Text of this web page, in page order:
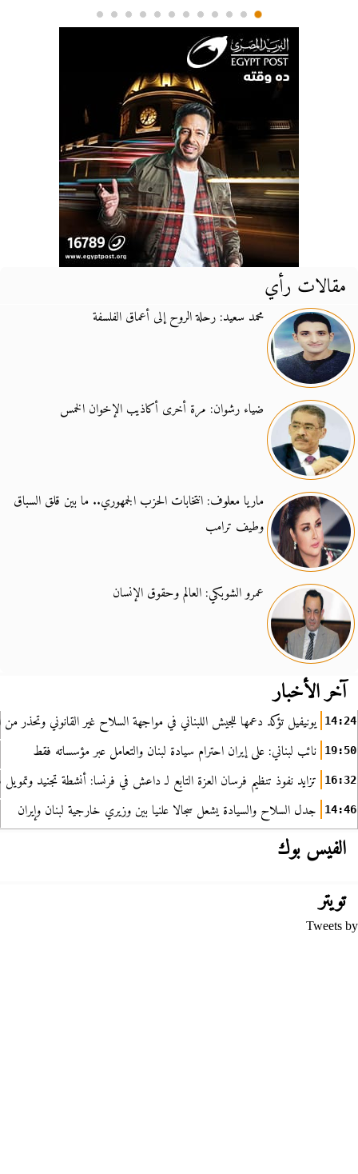
مقالات رأي
محمد سعيد: رحلة الروح إلى أعماق الفلسفة
ضياء رشوان: مرة أخرى أكاذيب الإخوان الخمس
ماريا معلوف: انتخابات الحزب الجمهوري.. ما بين قلق السباق
وطيف ترامب
عمرو الشوبكي: العالم وحقوق الإنسان
آخر الأخبار
14:24 يونيفيل تؤكد دعمها للجيش اللبناني في مواجهة السلاح غير القانوني وتحذر من
19:50 نائب لبناني: على إيران احترام سيادة لبنان والتعامل عبر مؤسساته فقط
16:32 تزايد نفوذ تنظيم فرسان العزة التابع لـ داعش في فرنسا: أنشطة تجنيد
14:46 جدل السلاح والسيادة يشعل سجالا علنيا بين وزيري خارجية لبنان وإيران
الفيس بوك
تويتر
Tweets by